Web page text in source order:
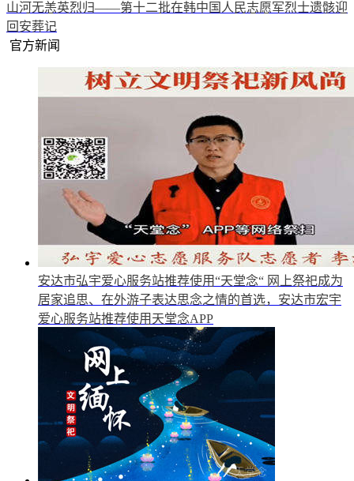
山河无恙英烈归——第十二批在韩中国人民志愿军烈士遗骸迎
回安葬记
官方新闻
安达市弘宇爱心服务站推荐使用“天堂念“ 网上祭祀成为
居家追思、在外游子表达思念之情的首选，安达市宏宇
爱心服务站推荐使用天堂念APP